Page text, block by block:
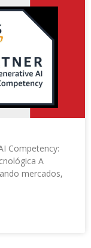
Competency:
A
mercados,